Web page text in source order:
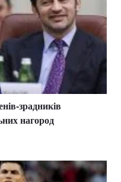
зрадників
нагород